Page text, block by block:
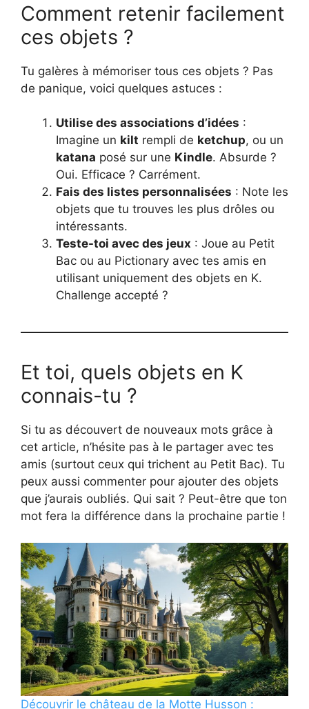
Comment retenir facilement
ces objets ?
Tu galères à mémoriser tous ces objets ? Pas
de panique, voici quelques astuces :
Utilise des associations d’idées :
Imagine un kilt rempli de ketchup, ou un
katana posé sur une Kindle. Absurde ?
Oui. Efficace ? Carrément.
Fais des listes personnalisées : Note les
objets que tu trouves les plus drôles ou
intéressants.
Teste-toi avec des jeux : Joue au Petit
Bac ou au Pictionary avec tes amis en
utilisant uniquement des objets en K.
Challenge accepté ?
Et toi, quels objets en K
connais-tu ?
Si tu as découvert de nouveaux mots grâce à
cet article, n’hésite pas à le partager avec tes
amis (surtout ceux qui trichent au Petit Bac). Tu
peux aussi commenter pour ajouter des objets
que j’aurais oubliés. Qui sait ? Peut-être que ton
mot fera la différence dans la prochaine partie !
Découvrir le château de la Motte Husson :